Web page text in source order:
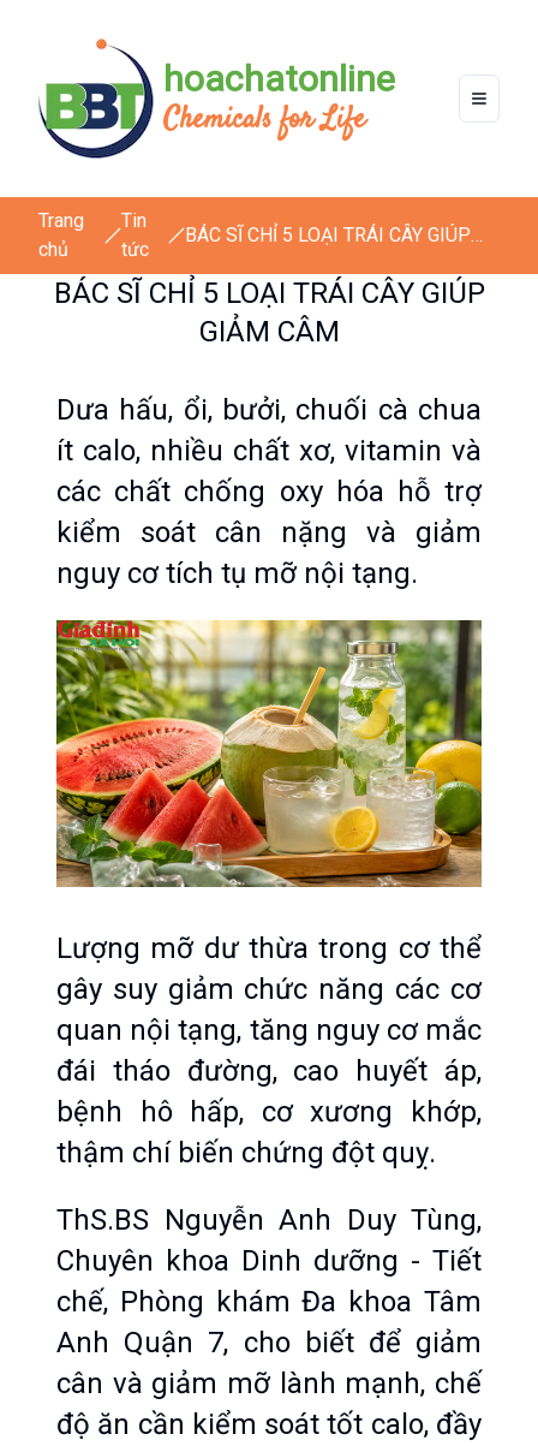
hoachatonline
Chemicals for Life
Trang
chủ
Tin
tức
BÁC SĨ CHỈ 5 LOẠI TRÁI CÂY GIÚP
BÁC SĨ CHỈ 5 LOẠI TRÁI CÂY GIÚP
GIẢM CÂM
Dưa hấu, ổi, bưởi, chuối cà chua
ít calo, nhiều chất xơ, vitamin và
các chất chống oxy hóa hỗ trợ
kiểm soát cân nặng và giảm
nguy cơ tích tụ mỡ nội tạng.
Lượng mỡ dư thừa trong cơ thể
gây suy giảm chức năng các cơ
quan nội tạng, tăng nguy cơ mắc
đái tháo đường, cao huyết áp,
bệnh hô hấp, cơ xương khớp,
thậm chí biến chứng đột quỵ.
ThS.BS Nguyễn Anh Duy Tùng,
Chuyên khoa Dinh dưỡng - Tiết
chế, Phòng khám Đa khoa Tâm
Anh Quận 7, cho biết để giảm
cân và giảm mỡ lành mạnh, chế
độ ăn cần kiểm soát tốt calo, đầy